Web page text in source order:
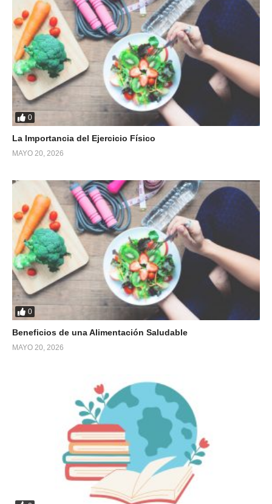
0
La Importancia del Ejercicio Físico
MAYO 20, 2026
0
Beneficios de una Alimentación Saludable
MAYO 20, 2026